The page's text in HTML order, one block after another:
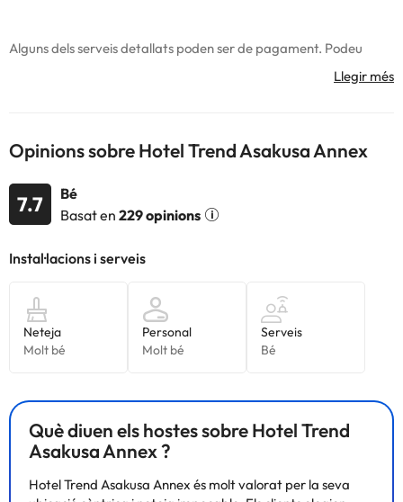
Alguns dels serveis detallats poden ser de pagament. Podeu
consultar les vostres tarifes directament a l'establiment. Tota la
informació d'aquesta fitxa està subjecta a canvis per part de
Opinions sobre Hotel Trend Asakusa Annex
7.7
Bé
Basat en 229 opinions
Què diuen els hostes sobre Hotel Trend
Asakusa Annex ?
Hotel Trend Asakusa Annex és molt valorat per la seva